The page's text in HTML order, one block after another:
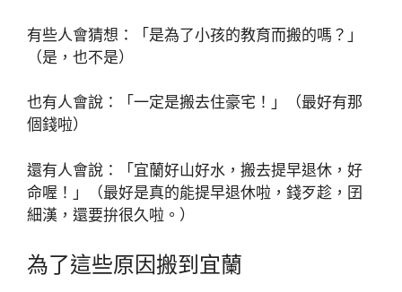
有些人會猜想：「是為了小孩的教育而搬的嗎？」
（是，也不是）
也有人會說：「一定是搬去住豪宅！」（最好有那
個錢啦）
還有人會說：「宜蘭好山好水，搬去提早退休，好
命喔！」（最好是真的能提早退休啦，錢歹趁，囝
細漢，還要拚很久啦。）
為了這些原因搬到宜蘭